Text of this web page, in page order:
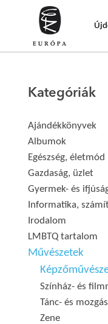
Kategóriák
Ajándékkönyvek
Albumok
Egészség, életmód
Gazdaság, üzlet
Gyermek- és
Informatika,
Irodalom
LMBTQ tartalom
Művészetek
Színház- és
Tánc- és
Zene